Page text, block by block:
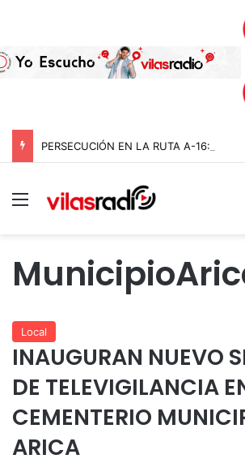
Menú
Local
INAUGURAN NUEVO
DE TELEVIGILANCIA
CEMENTERIO
ARICA